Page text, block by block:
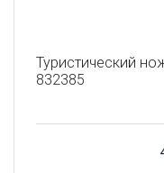
Туристический
832385